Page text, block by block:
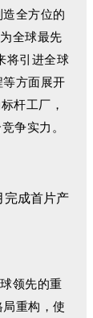
全方位的
全球最先
将引进全球
方面展开
杆工厂，
争实力。
领先的重
重构，使